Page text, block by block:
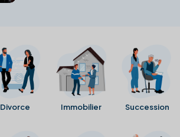
Divorce Immobilier Succession